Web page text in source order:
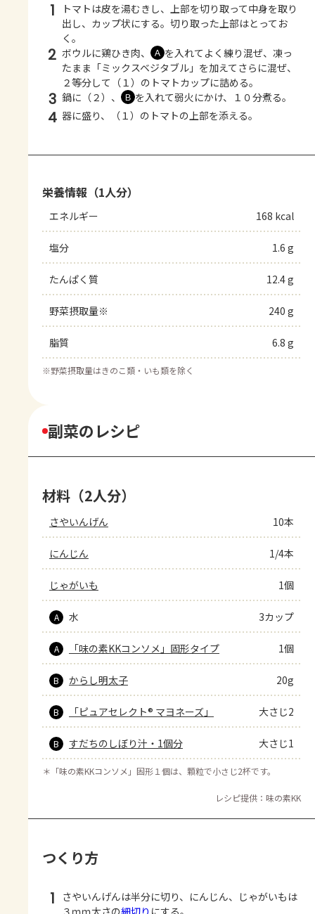
1
トマトは皮を湯むきし、上部を切り取って中身を取り
出し、カップ状にする。切り取った上部はとってお
く。
2 ボウルに鶏ひき肉、 Ａ を入れてよく練り混ぜ、凍っ
たまま「ミックスベジタブル」を加えてさらに混ぜ、
２等分して（１）のトマトカップに詰める。
3 鍋に（２）、 Ｂ を入れて弱火にかけ、１０分煮る。
4 器に盛り、（１）のトマトの上部を添える。
栄養情報（1人分）
エネルギー 168 kcal
塩分 1.6 g
たんぱく質 12.4 g
野菜摂取量※ 240 g
脂質 6.8 g
※野菜摂取量はきのこ類・いも類を除く
副菜のレシピ
材料（2人分）
さやいんげん 10本
にんじん 1/4本
じゃがいも 1個
A 水 3カップ
A 「味の素KKコンソメ」固形タイプ 1個
B からし明太子 20g
B 「ピュアセレクト® マヨネーズ」 大さじ2
B すだちのしぼり汁・1個分 大さじ1
＊ 「味の素KKコンソメ」固形１個は、顆粒で小さじ2杯です。
レシピ提供：味の素KK
つくり方
1
さやいんげんは半分に切り、にんじん、じゃがいもは